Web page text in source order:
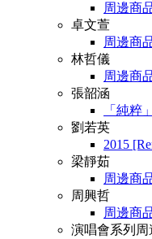
周邊商
卓文萱
周邊商
林哲儀
周邊商
張韶涵
「純粹
劉若英
2015
梁靜茹
周邊商
周興哲
周邊商
演唱會系列周